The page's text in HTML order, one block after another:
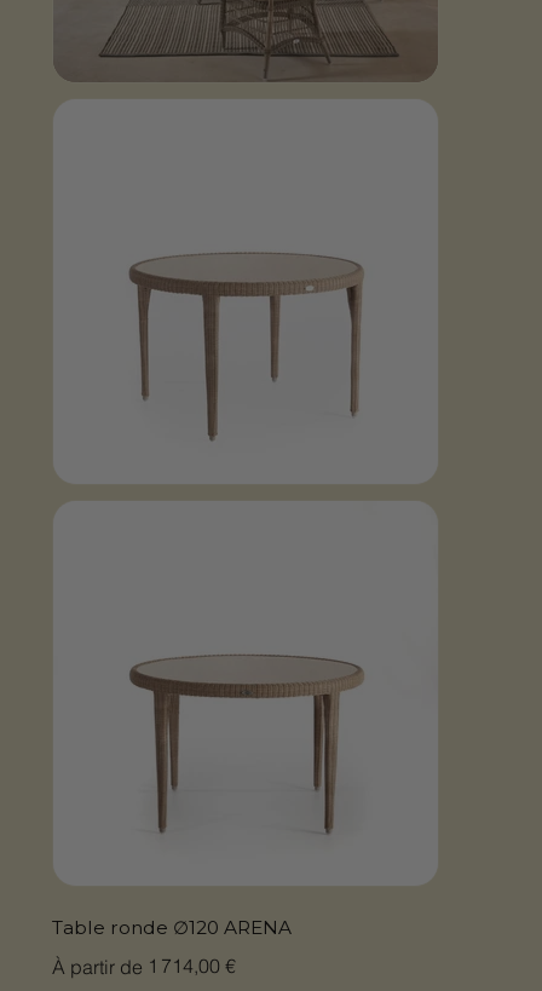
Table ronde ∅120 ARENA
À partir de Prix
1 714,00 €